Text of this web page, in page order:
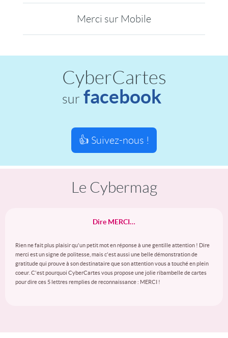
Merci sur Mobile
CyberCartes
sur facebook
👍 Suivez-nous !
Le Cybermag
Dire MERCI…
Rien ne fait plus plaisir qu'un petit mot en réponse à une gentille attention ! Dire
merci est un signe de politesse, mais c'est aussi une belle démonstration de
gratitude qui prouve à son destinataire que son attention vous a touché en plein
coeur. C'est pourquoi CyberCartes vous propose une jolie ribambelle de cartes
pour dire ces 5 lettres remplies de reconnaissance : MERCI !